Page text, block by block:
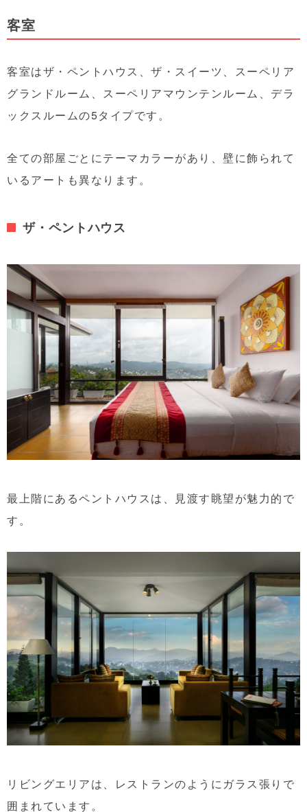
客室
客室はザ・ペントハウス、ザ・スイーツ、スーペリア
グランドルーム、スーペリアマウンテンルーム、デラ
ックスルームの5タイプです。
全ての部屋ごとにテーマカラーがあり、壁に飾られて
いるアートも異なります。
ザ・ペントハウス
最上階にあるペントハウスは、見渡す眺望が魅力的で
す。
リビングエリアは、レストランのようにガラス張りで
囲まれています。